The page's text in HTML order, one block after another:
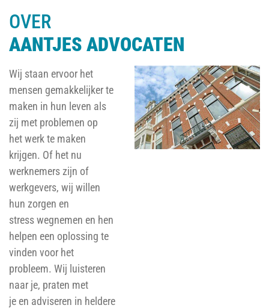
OVER
AANTJES ADVOCATEN
Wij staan ervoor het
mensen gemakkelijker te
maken in hun leven als
zij met problemen op
het werk te maken
krijgen. Of het nu
werknemers zijn of
werkgevers, wij willen
hun zorgen en
stress wegnemen en hen
helpen een oplossing te
vinden voor het
probleem. Wij luisteren
naar je, praten met
je en adviseren in heldere